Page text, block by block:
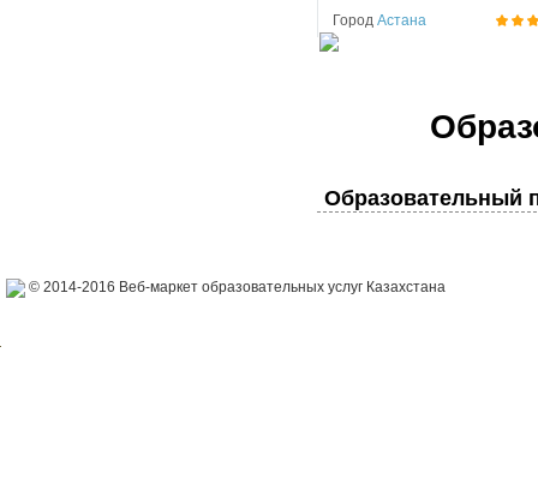
Город Астана
Образовательный
© 2014-2016 Веб-маркет образовательных услуг Казахстана